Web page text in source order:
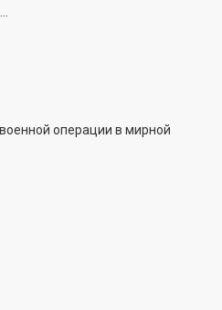
операции в мирной